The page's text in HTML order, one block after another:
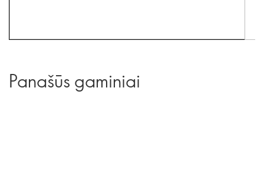
Panašūs gaminiai